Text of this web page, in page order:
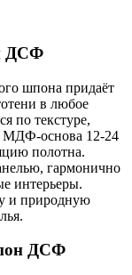
ДСФ
шпона придаёт
в любое
по текстуре,
МДФ-основа 12-24
полотна.
гармонично
интерьеры.
и природную
ДСФ